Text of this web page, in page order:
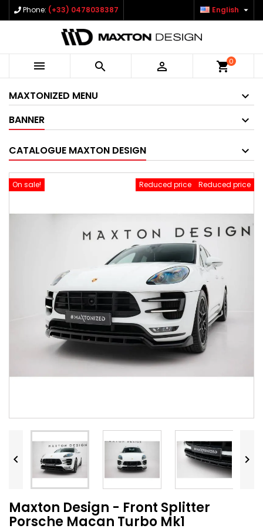
Phone: (+33) 0478038387 English 
   shopping_cart0
MAXTONIZED MENU
BANNER
CATALOGUE MAXTON DESIGN
On sale! Reduced price
Reduced price
 
Maxton Design - Front Splitter
Porsche Macan Turbo Mk1